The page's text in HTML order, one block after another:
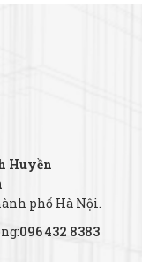
Huyền
phố Hà Nội.
096 432 8383